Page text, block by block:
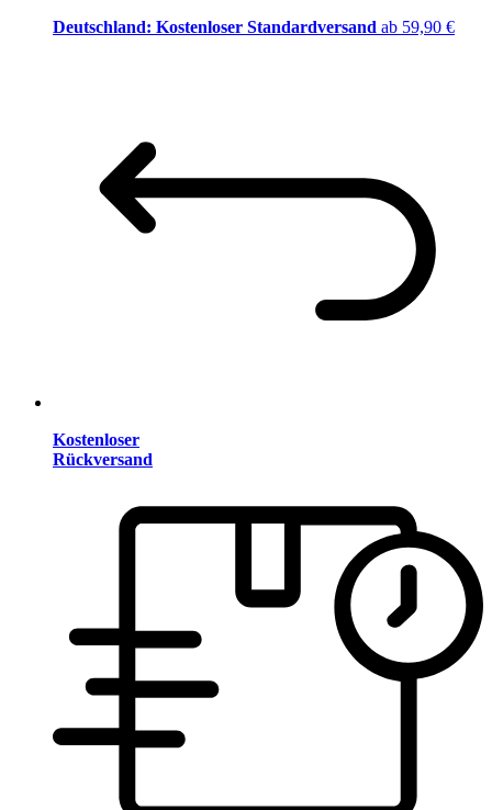
Deutschland: Kostenloser Standardversand ab 59,90 €
Kostenloser
Rückversand